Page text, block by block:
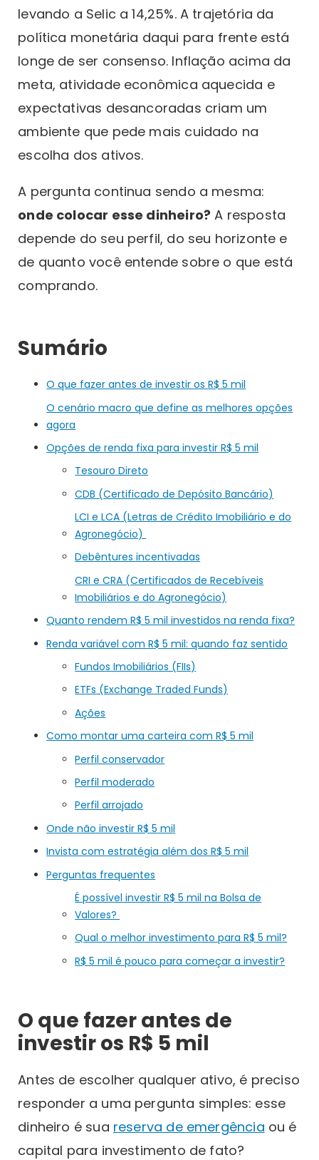
levando a Selic a 14,25%. A trajetória da
política monetária daqui para frente está
longe de ser consenso. Inflação acima da
meta, atividade econômica aquecida e
expectativas desancoradas criam um
ambiente que pede mais cuidado na
escolha dos ativos.
A pergunta continua sendo a mesma:
onde colocar esse dinheiro? A resposta
depende do seu perfil, do seu horizonte e
de quanto você entende sobre o que está
comprando.
Sumário
O que fazer antes de investir os R$ 5 mil
O cenário macro que define as melhores opções
agora
Opções de renda fixa para investir R$ 5 mil
Tesouro Direto
CDB (Certificado de Depósito Bancário)
LCI e LCA (Letras de Crédito Imobiliário e do
Agronegócio)
Debêntures incentivadas
CRI e CRA (Certificados de Recebíveis
Imobiliários e do Agronegócio)
Quanto rendem R$ 5 mil investidos na renda fixa?
Renda variável com R$ 5 mil: quando faz sentido
Fundos Imobiliários (FIIs)
ETFs (Exchange Traded Funds)
Ações
Como montar uma carteira com R$ 5 mil
Perfil conservador
Perfil moderado
Perfil arrojado
Onde não investir R$ 5 mil
Invista com estratégia além dos R$ 5 mil
Perguntas frequentes
É possível investir R$ 5 mil na Bolsa de
Valores?
Qual o melhor investimento para R$ 5 mil?
R$ 5 mil é pouco para começar a investir?
O que fazer antes de
investir os R$ 5 mil
Antes de escolher qualquer ativo, é preciso
responder a uma pergunta simples: esse
dinheiro é sua reserva de emergência ou é
capital para investimento de fato?